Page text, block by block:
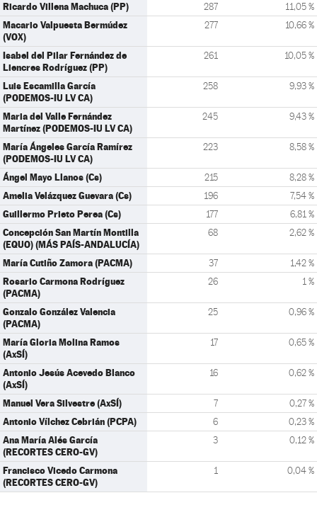
Ricardo Villena Machuca (PP) 287 11,05 %
Macario Valpuesta Bermúdez
(VOX)
277 10,66 %
Isabel del Pilar Fernández de
Liencres Rodríguez (PP)
261 10,05 %
Luis Escamilla García
(PODEMOS-IU LV CA)
258 9,93 %
Maria del Valle Fernández
Martínez (PODEMOS-IU LV CA)
245 9,43 %
María Ángeles García Ramírez
(PODEMOS-IU LV CA)
223 8,58 %
Ángel Mayo Llanos (Cs) 215 8,28 %
Amelia Velázquez Guevara (Cs) 196 7,54 %
Guillermo Prieto Perea (Cs) 177 6,81 %
Concepción San Martín Montilla
(EQUO) (MÁS PAÍS-ANDALUCÍA)
68 2,62 %
María Cutiño Zamora (PACMA) 37 1,42 %
Rosario Carmona Rodríguez
(PACMA)
26 1 %
Gonzalo González Valencia
(PACMA)
25 0,96 %
María Gloria Molina Ramos
(AxSÍ)
17 0,65 %
Antonio Jesús Acevedo Blanco
(AxSÍ)
16 0,62 %
Manuel Vera Silvestre (AxSÍ) 7 0,27 %
Antonio Vílchez Cebrián (PCPA) 6 0,23 %
Ana María Alés García
(RECORTES CERO-GV)
3 0,12 %
Francisco Vicedo Carmona
(RECORTES CERO-GV)
1 0,04 %